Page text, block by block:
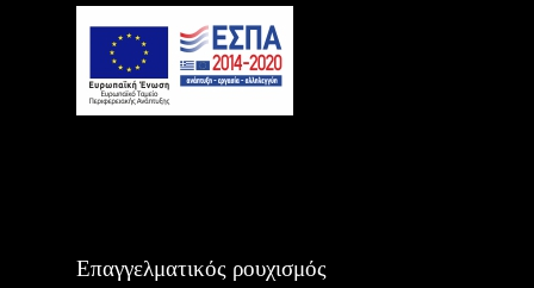
Επαγγελματικός ρουχισμός